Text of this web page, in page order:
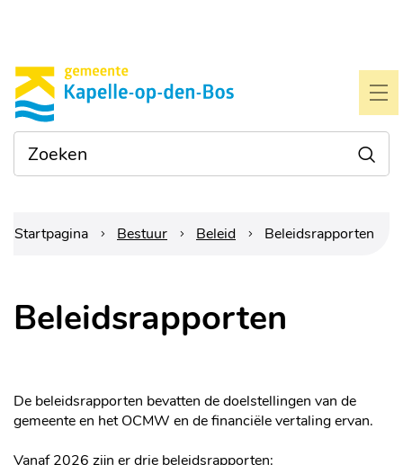
Gemeente
Kapelle-
op-
den-
Waarmee
kunnen
we je
Startpagina Bestuur Beleid Beleidsrapporten
Beleidsrapporten
De beleidsrapporten bevatten de doelstellingen van de
gemeente en het OCMW en de financiële vertaling ervan.
Vanaf 2026 zijn er drie beleidsrapporten: